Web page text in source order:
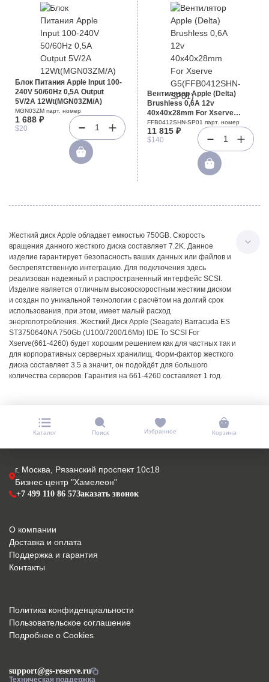
Блок Питания Apple Input 100-
240V 50/60Hz 0,5A Output
5V/2A 12Wt(MGN03ZM/A)
MGN03ZM парт. номер
1 688 ₽
$20 1
Вентилятор Apple (Delta)
Brushless 0,6A 12v
40x40x28mm For Xserve
G5(FFB0412SHN-SP01)
FFB0412SHN-SP01 парт. номер
11 815 ₽
$140 1
Жесткий диск Apple обладает емкостью 750GB. Скорость
вращения данного жесткого диска составляет 7.2K. Данное
изделие гарантирует безопасность ваших данных или файлов и
беспрепятственную интеграцию. Для подключения здесь
реализован надежный и распространенный интерфейс SCSI.
Изделие является отличным высокоскоростным жестким диском
и создан по уникальной технологии с расчётом на долгий срок
использования, при этом, имеет малый расход
энергопотребления. Жесткий Диск Apple (Seagate) Barracuda ES
ST3750640NA 750Gb (U100/7200/16Mb) IDE To SCSI For
Xserve(661-4260) будет хорошим решением как для частных так и
для корпоративных серверных хранилищ. Форм-фактор жесткого
диска составляет 3.5 а значит, он подойдёт для большого
количества серверов. Гарантия на 661-4260 составляет 1 год.
Каталог Поиск Избранное Корзина
г. Москва, Рязанский проспект 10с18
Бизнес-центр "Хамелеон"
+7 499 110 86 57Заказать звонок
support@gs-reserve.ru
Техническая поддержка
О компании
Доставка и оплата
Поддержка и гарантия
Контакты
Политика конфиденциальности
Пользовательское соглашение
Подробнее о Cookies